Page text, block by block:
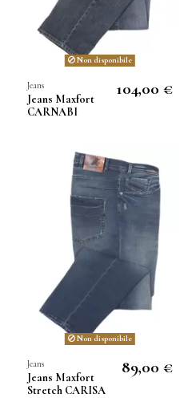
Non disponibile
Jeans
Jeans Maxfort
CARNABI
104,00 €
Non disponibile
Jeans
Jeans Maxfort
Stretch CARISA
89,00 €